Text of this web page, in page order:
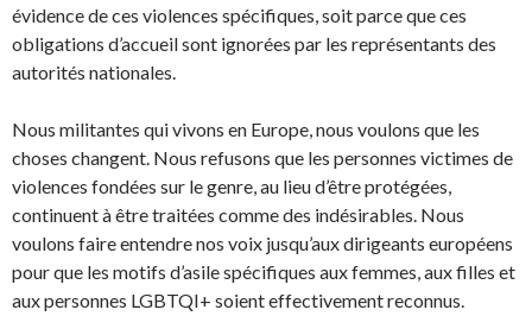
évidence de ces violences spécifiques, soit parce que ces
obligations d’accueil sont ignorées par les représentants des
autorités nationales.
Nous militantes qui vivons en Europe, nous voulons que les
choses changent. Nous refusons que les personnes victimes de
violences fondées sur le genre, au lieu d’être protégées,
continuent à être traitées comme des indésirables. Nous
voulons faire entendre nos voix jusqu’aux dirigeants européens
pour que les motifs d’asile spécifiques aux femmes, aux filles et
aux personnes LGBTQI+ soient effectivement reconnus.